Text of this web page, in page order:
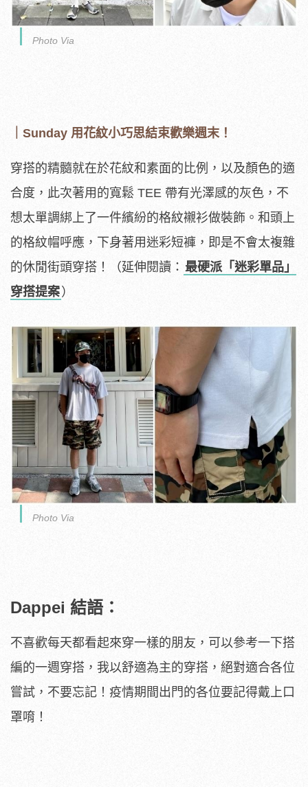
Photo Via
｜Sunday 用花紋小巧思結束歡樂週末！
穿搭的精髓就在於花紋和素面的比例，以及顏色的適
合度，此次著用的寬鬆 TEE 帶有光澤感的灰色，不
想太單調綁上了一件繽紛的格紋襯衫做裝飾。和頭上
的格紋帽呼應，下身著用迷彩短褲，即是不會太複雜
的休閒街頭穿搭！（延伸閱讀： 最硬派「迷彩單品」
穿搭提案 ）
Photo Via
Dappei 結語：
不喜歡每天都看起來穿一樣的朋友，可以參考一下搭
編的一週穿搭，我以舒適為主的穿搭，絕對適合各位
嘗試，不要忘記！疫情期間出門的各位要記得戴上口
罩唷！